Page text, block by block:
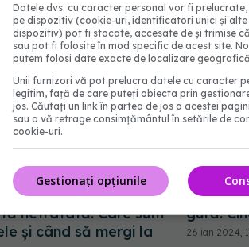
dacă sinuzita
netratată. Care sunt
și când să mergi la
Ce se
gură.
26 ian 2024,
Datele dvs. cu caracter personal vor fi
pe dispozitiv (cookie-uri, identificatori unici și
dispozitiv) pot fi stocate, accesate de și trimise
sau pot fi folosite în mod specific de acest site.
putem folosi date exacte de localizare
Unii furnizori vă pot prelucra datele cu caracter
legitim, față de care puteți obiecta prin
jos. Căutați un link în partea de jos a acestei
sau a vă retrage consimțământul în setările de
cookie-uri.
Gestionați opțiunile